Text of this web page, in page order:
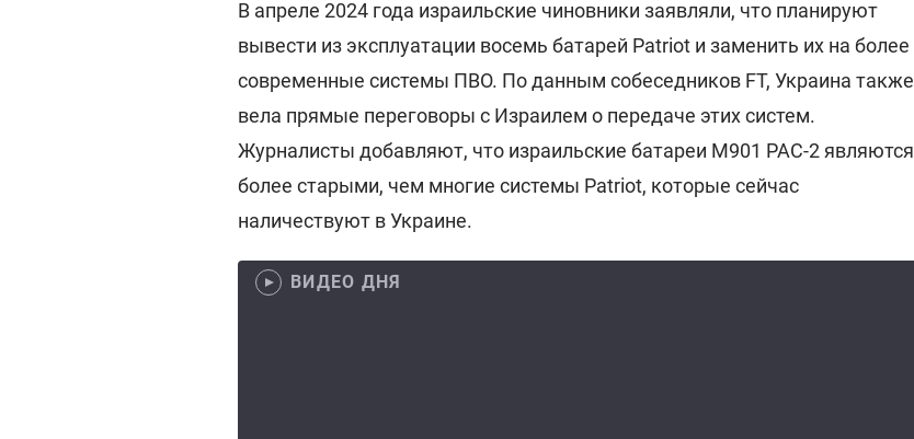
В апреле 2024 года израильские чиновники заявляли, что планируют
вывести из эксплуатации восемь батарей Patriot и заменить их на более
современные системы ПВО. По данным собеседников FT, Украина также
вела прямые переговоры с Израилем о передаче этих систем.
Журналисты добавляют, что израильские батареи M901 PAC-2 являются
более старыми, чем многие системы Patriot, которые сейчас
наличествуют в Украине.
ВИДЕО ДНЯ